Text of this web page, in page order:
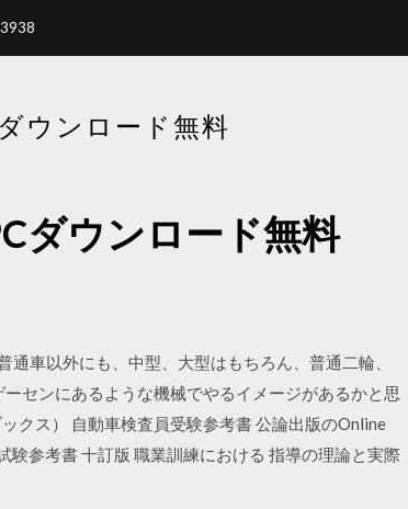
ウンロード無料
ダウンロード無料
車以外にも、中型、大型はもちろん、普通二輪、
センにあるような機械でやるイメージがあるかと思
クス） 自動車検査員受験参考書 公論出版のOnline
参考書 十訂版 職業訓練における 指導の理論と実際